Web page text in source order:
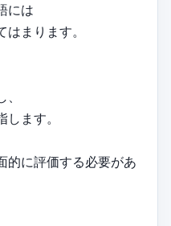
には
はまります。
ます。
的に評価する必要があ